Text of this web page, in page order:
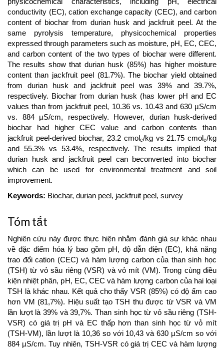
conductivity (EC), cation exchange capacity (CEC), and carbon
content of biochar from durian husk and jackfruit peel. At the
same pyrolysis temperature, physicochemical properties
expressed through parameters such as moisture, pH, EC, CEC,
and carbon content of the two types of biochar were different.
The results show that durian husk (85%) has higher moisture
content than jackfruit peel (81.7%). The biochar yield obtained
from durian husk and jackfruit peel was 39% and 39.7%,
respectively. Biochar from durian husk (has lower pH and EC
values than from jackfruit peel, 10.36 vs. 10.43 and 630 µS/cm
vs. 884 µS/cm, respectively. However, durian husk-derived
biochar had higher CEC value and carbon contents than
jackfruit peel-derived biochar, 23.2 cmolc/kg vs 21.75 cmolc/kg
and 55.3% vs 53.4%, respectively. The results implied that
durian husk and jackfruit peel can beconverted into biochar
which can be used for environmental treatment and soil
improvement.
Keywords: Biochar, durian peel, jackfruit peel, survey
Tóm tắt
Nghiên cứu này được thực hiện nhằm đánh giá sự khác nhau
về đặc điểm hóa lý bao gồm pH, độ dẫn điện (EC), khả năng
trao đổi cation (CEC) và hàm lượng carbon của than sinh học
(TSH) từ vỏ sầu riêng (VSR) và vỏ mít (VM). Trong cùng điều
kiện nhiệt phân, pH, EC, CEC và hàm lượng carbon của hai loại
TSH là khác nhau. Kết quả cho thấy VSR (85%) có độ ẩm cao
hơn VM (81,7%). Hiệu suất tạo TSH thu được từ VSR và VM
lần lượt là 39% và 39,7%. Than sinh học từ vỏ sầu riêng (TSH-
VSR) có giá trị pH và EC thấp hơn than sinh học từ vỏ mít
(TSH-VM), lần lượt là 10,36 so với 10,43 và 630 µS/cm so với
884 µS/cm. Tuy nhiên, TSH-VSR có giá trị CEC và hàm lượng